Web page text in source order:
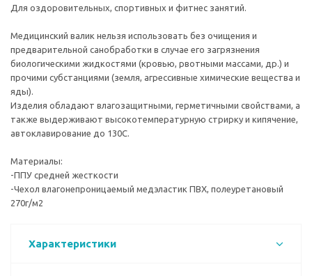
Для оздоровительных, спортивных и фитнес занятий.
Медицинский валик нельзя использовать без очищения и
предварительной санобработки в случае его загрязнения
биологическими жидкостями (кровью, рвотными массами, др.) и
прочими субстанциями (земля, агрессивные химические вещества и
яды).
Изделия обладают влагозащитными, герметичными свойствами, а
также выдерживают высокотемпературную стрирку и кипячение,
автоклавирование до 130С.
Материалы:
-ППУ средней жесткости
-Чехол влагонепроницаемый медэластик ПВХ, полеуретановый
270г/м2
Характеристики